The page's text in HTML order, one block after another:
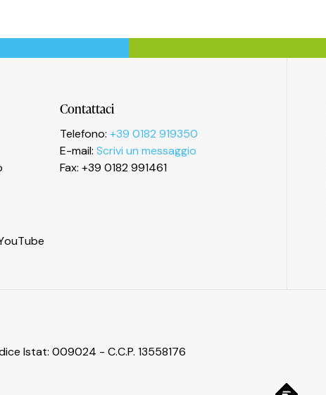
Contattaci
Telefono: +39 0182 919350
E-mail: Scrivi un messaggio
Fax: +39 0182 991461
ouTube
Istat: 009024 - C.C.P. 13558176